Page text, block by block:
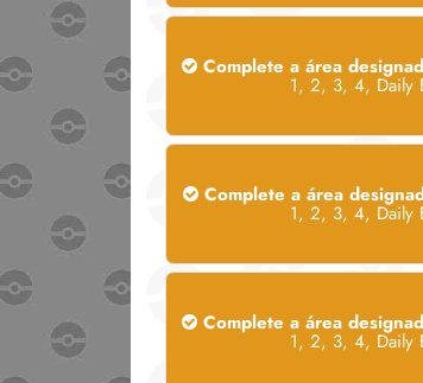
Complete a área
1, 2, 3, 4, Daily
Complete a área
1, 2, 3, 4, Daily
Complete a área
1, 2, 3, 4, Daily